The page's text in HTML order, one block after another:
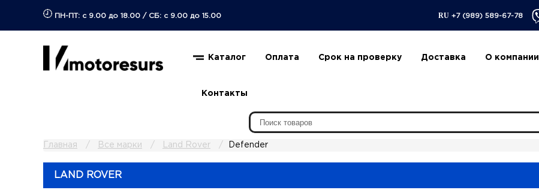
ПН-ПТ: с 9.00 до 18.00 / СБ: с 9.00 до 15.00 RU +7 (989) 589-67-78
Каталог Оплата Срок на проверку Доставка О компании
Контакты
Главная Все марки Land Rover Defender
LAND ROVER